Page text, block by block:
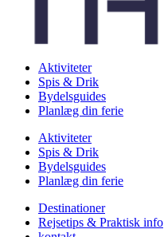
Aktiviteter
Spis & Drik
Bydelsguides
Planlæg din ferie
Aktiviteter
Spis & Drik
Bydelsguides
Planlæg din ferie
Destinationer
Rejsetips & Praktisk info